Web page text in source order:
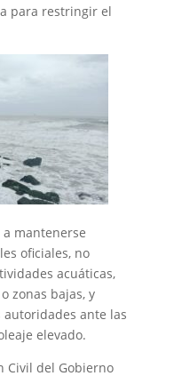
para restringir el
a mantenerse
oficiales, no
acuáticas,
zonas bajas, y
ante las
elevado.
Civil del Gobierno